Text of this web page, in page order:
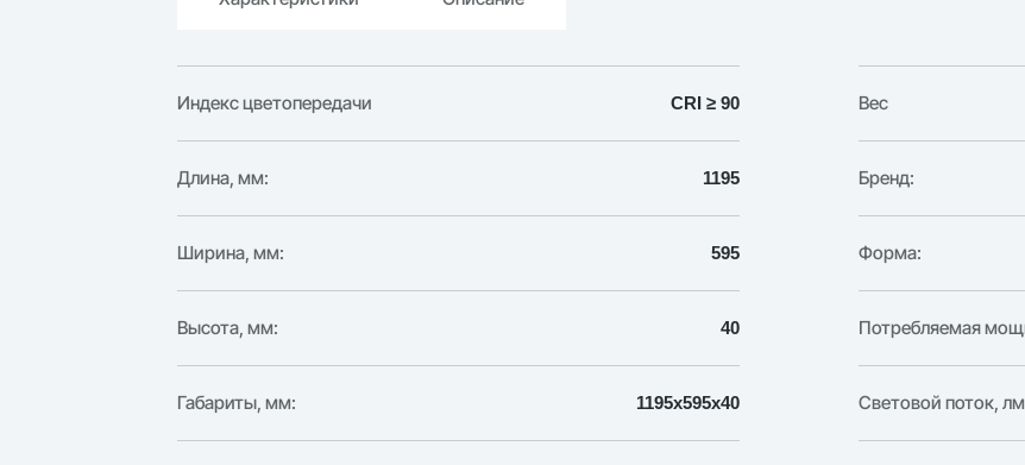
1195х595х40мм
Индекс цветопередачи CRI ≥ 90 Вес
Длина, мм: 1195 Бренд:
Ширина, мм: 595 Форма:
Высота, мм: 40 Потребляемая
Габариты, мм: 1195х595х40 Световой поток,